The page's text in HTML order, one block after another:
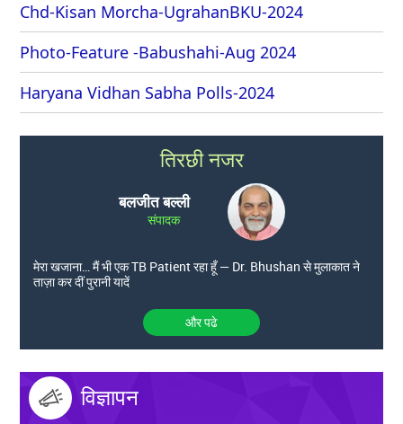
Chd-Kisan Morcha-UgrahanBKU-2024
Photo-Feature -Babushahi-Aug 2024
Haryana Vidhan Sabha Polls-2024
तिरछी नजर
बलजीत बल्ली
संपादक
मेरा खजाना… मैं भी एक TB Patient रहा हूँ — Dr. Bhushan से मुलाकात ने
ताज़ा कर दीं पुरानी यादें
और पढे
विज्ञापन